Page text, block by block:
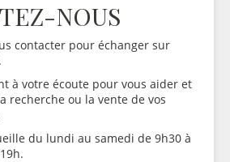
NOUS
contacter pour échanger sur
à votre écoute pour vous aider et
recherche ou la vente de vos
du lundi au samedi de 9h30 à